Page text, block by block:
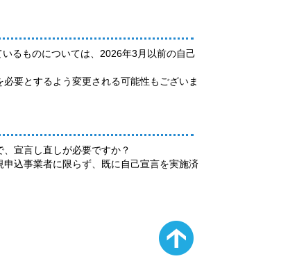
るものについては、2026年3月以前の自己
要とするよう変更される可能性もございま
宣言し直しが必要ですか？
込事業者に限らず、既に自己宣言を実施済